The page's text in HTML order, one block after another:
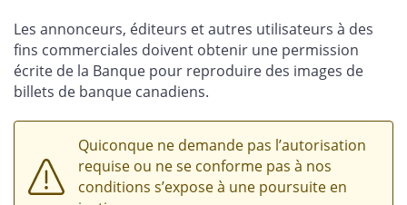
Les annonceurs, éditeurs et autres utilisateurs à des
fins commerciales doivent obtenir une permission
écrite de la Banque pour reproduire des images de
billets de banque canadiens.
Quiconque ne demande pas l’autorisation
requise ou ne se conforme pas à nos
conditions s’expose à une poursuite en